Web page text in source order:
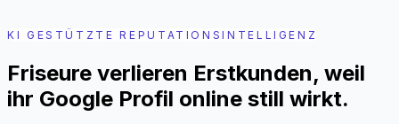
KI GESTÜTZTE REPUTATIONSINTELLIGENZ
Friseure verlieren Erstkunden, weil
ihr Google Profil online still wirkt.